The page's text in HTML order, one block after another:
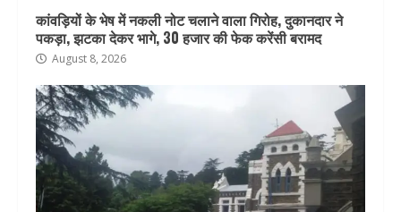
कांवड़ियों के भेष में नकली नोट चलाने वाला गिरोह, दुकानदार ने
पकड़ा, झटका देकर भागे, 30 हजार की फेक करेंसी बरामद
August 8, 2026